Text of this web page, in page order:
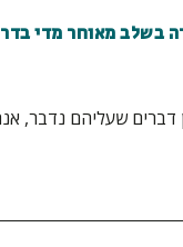
בשלב מאוחר מדי
דברים שעליהם נדבר,